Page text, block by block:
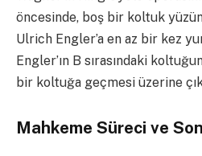
öncesinde, boş bir koltuk
Ulrich Engler’a en az bir kez
Engler’ın B sırasındaki
bir koltuğa geçmesi üzerine
Mahkeme Süreci ve